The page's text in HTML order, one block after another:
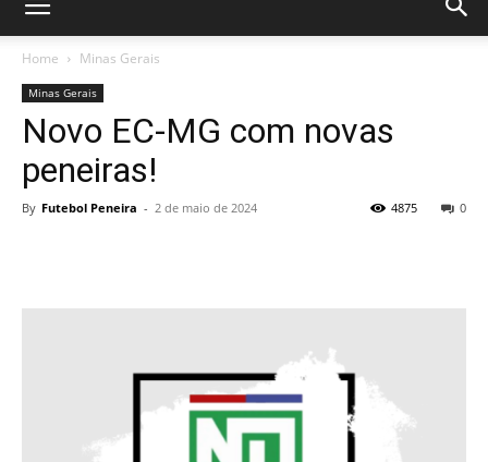
Home Minas Gerais
Minas Gerais
Novo EC-MG com novas
peneiras!
By Futebol Peneira - 2 de maio de 2024 0
4875